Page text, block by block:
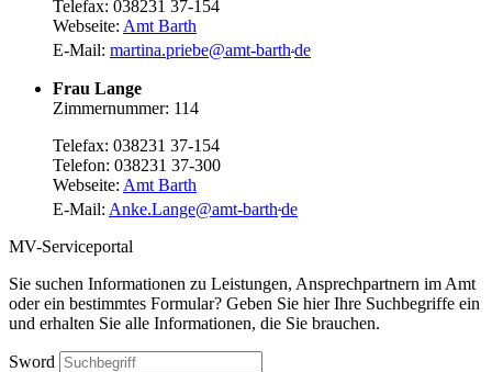
Telefax: 038231 37-154
Webseite: Amt Barth
E-Mail: martina.priebe@amt-barthde
Frau Lange
Zimmernummer: 114
Telefax: 038231 37-154
Telefon: 038231 37-300
Webseite: Amt Barth
E-Mail: Anke.Lange@amt-barth de
MV-Serviceportal
Sie suchen Informationen zu Leistungen, Ansprechpartnern im Amt
oder ein bestimmtes Formular? Geben Sie hier Ihre Suchbegriffe ein
und erhalten Sie alle Informationen, die Sie brauchen.
Sword